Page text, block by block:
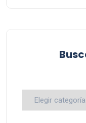
Busca